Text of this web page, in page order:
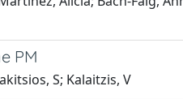
PM
S; Kalaitzis, V